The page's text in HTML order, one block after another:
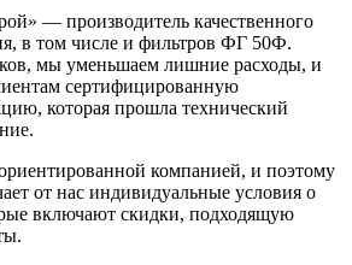
— производитель качественного
в том числе и фильтров ФГ 50Ф.
мы уменьшаем лишние расходы, и
сертифицированную
которая прошла технический
компанией, и поэтому
от нас индивидуальные условия о
включают скидки, подходящую